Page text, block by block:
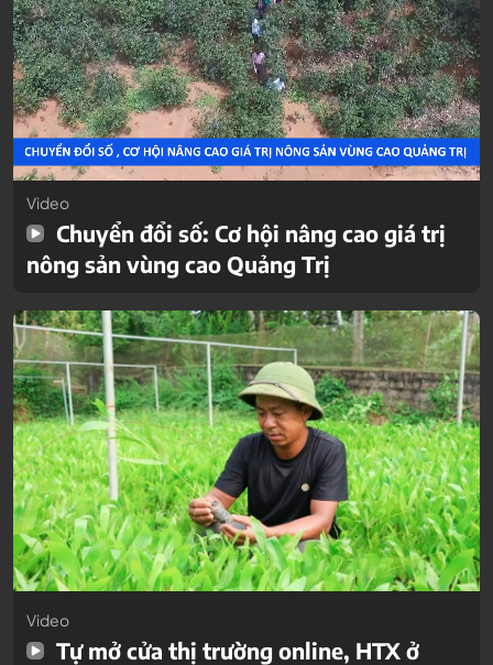
Video
Chuyển đổi số: Cơ hội nâng cao giá trị
nông sản vùng cao Quảng Trị
Video
Tự mở cửa thị trường online, HTX ở